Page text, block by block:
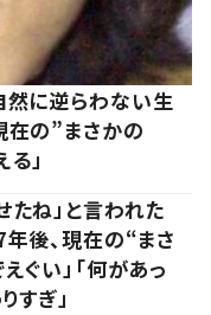
然に逆らわない生
の”まさかの
」
たね」と言われた
後、現在の“まさ
ぐい」「何があっ
すぎ」